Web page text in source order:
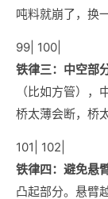
吨料就崩了，换
99| 100|
铁律三：中空部
（比如方管），
桥太薄会断，桥
101| 102|
铁律四：避免悬
凸起部分。悬臂